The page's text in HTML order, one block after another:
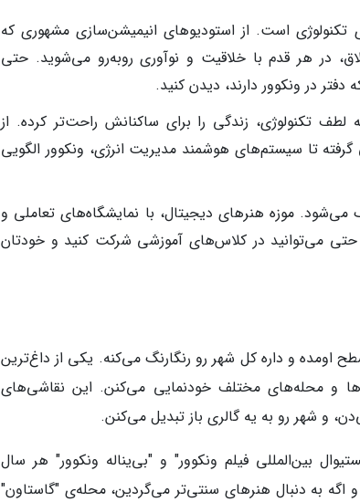
است. از استودیوهای انیمیشن‌سازی مشهوری که
در هر قدم با خلاقیت و نوآوری روبه‌رو می‌شوید. حتی
در ونکوور دارند، دیدن کنید.
تکنولوژی، زندگی را برای ساکنانش راحت‌تر کرده. از
تا سیستم‌های هوشمند مدیریت انرژی، ونکوور الگویی
می‌شود. موزه هنرهای دیجیتال، با نمایشگاه‌های تعاملی و
می‌توانید در کلاس‌های آموزشی شرکت کنید و خودتان
اومده و داره کل شهر رو رنگارنگ می‌کنه. یکی از داغ‌ترین
و محله‌های مختلف خودنمایی می‌کنن. این نقاشی‌های
و شهر رو به یه گالری باز تبدیل می‌کنن.
بین‌المللی فیلم ونکوور" و "بی‌یناله ونکوور" هر سال
اگه به دنبال هنرهای سنتی‌تر می‌گردین، محله‌ی "گاستاون"